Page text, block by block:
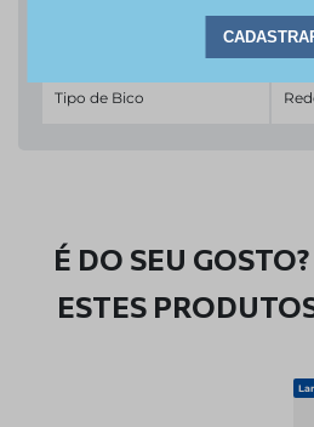
Tipo de Bico
É DO SEU
ESTES